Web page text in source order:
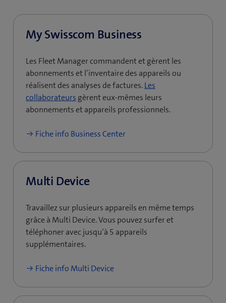
My Swisscom Business
Les Fleet Manager commandent et gèrent les
abonnements et l’inventaire des appareils ou
réalisent des analyses de factures.Les
collaborateurs gèrent eux-mêmes leurs
abonnements et appareils professionnels.
Fiche info Business Center
Multi Device
Travaillez sur plusieurs appareils en même temps
grâce à Multi Device. Vous pouvez surfer et
téléphoner avec jusqu’à 5 appareils
supplémentaires.
Fiche info Multi Device